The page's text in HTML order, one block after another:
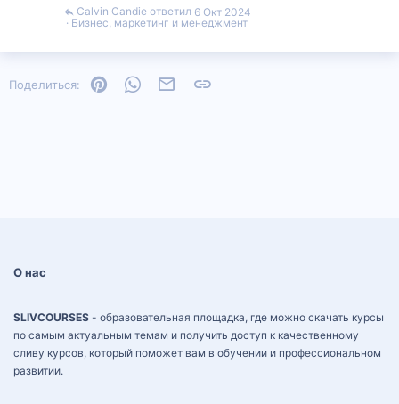
Бизнес, маркетинг и менеджмент
6 Окт 2024
Calvin Candie
Поделиться: PinterestWhatsAppЭлектронная почта
О нас
SLIVCOURSES - образовательная площадка, где можно скачать курсы
по самым актуальным темам и получить доступ к качественному
сливу курсов, который поможет вам в обучении и профессиональном
развитии.